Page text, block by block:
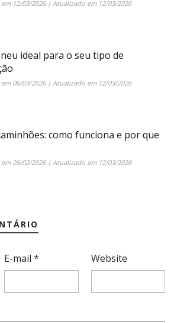
em 12/03/2026| Atualizado em 12/03/2026
ideal para o seu tipo de
em 06/03/2026| Atualizado em 12/03/2026
como funciona e por que
em26/02/2026| Atualizado em 12/03/2026
E-mail* Website